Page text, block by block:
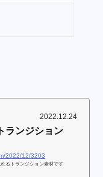
2022.12.24
ランジション
2022/12/3203
るトランジション素材です